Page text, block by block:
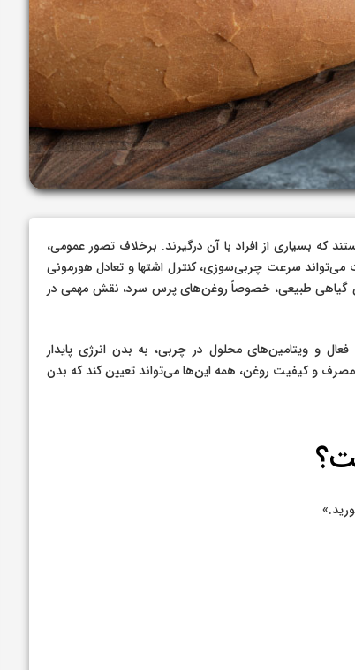
که بسیاری از افراد با آن درگیرند. برخلاف تصور عمومی،
سرعت چربی‌سوزی، کنترل اشتها و تعادل هورمونی
گیاهی طبیعی، خصوصاً روغن‌های پرس سرد، نقش مهمی در
و ویتامین‌های محلول در چربی، به بدن انرژی پایدار
و کیفیت روغن، همه این‌ها می‌تواند تعیین کند که بدن